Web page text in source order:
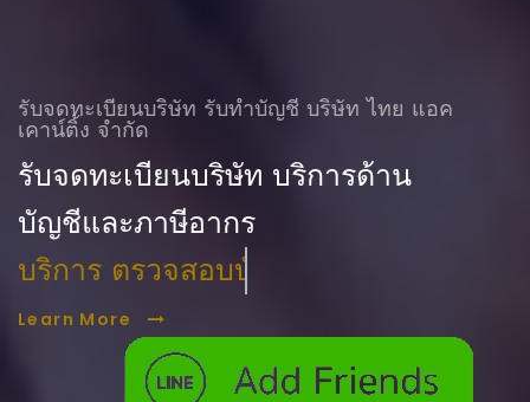
รับจดทะเบียนบริษัท รับทําบัญชี บริษัท ไทย แอค
เคาน์ติ้ง จำกัด
รับจดทะเบียนบริษัท บริการด้าน
บัญชีและภาษีอากร
บริการ ตรวจสอบบัญชี
Learn More